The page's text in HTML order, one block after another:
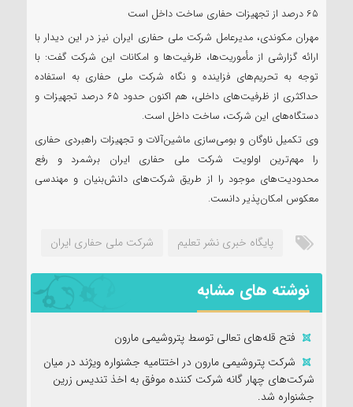
۶۵ درصد از تجهیزات حفاری ساخت داخل است
مهران مکوندی، مدیرعامل شرکت ملی حفاری ایران نیز در این دیدار با
ارائه گزارشی از مأموریت‌ها، ظرفیت‌ها و امکانات این شرکت گفت: با
توجه به تحریم‌های فزاینده و نگاه شرکت ملی حفاری به استفاده
حداکثری از ظرفیت‌های داخلی، هم اکنون حدود ۶۵ درصد تجهیزات و
دستگاه‌های این شرکت، ساخت داخل است.
وی تکمیل ناوگان و بومی‌سازی ماشین‌آلات و تجهیزات راهبردی حفاری
را مهم‌ترین اولویت شرکت ملی حفاری ایران برشمرد و رفع
محدودیت‌های موجود را از طریق شرکت‌های دانش‌بنیان و مهندسی
معکوس امکان‌پذیر دانست.
پایگاه خبری نشر تعلیم شرکت ملی حفاری ایران
نوشته های مشابه
فتح‌ قله‌های تعالی توسط پتروشیمی مارون
شرکت پتروشیمی مارون در اختتامیه جشنواره ویژند در میان
شرکت‌های چهار گانه شرکت کننده موفق به اخذ تندیس زرین
جشنواره شد.